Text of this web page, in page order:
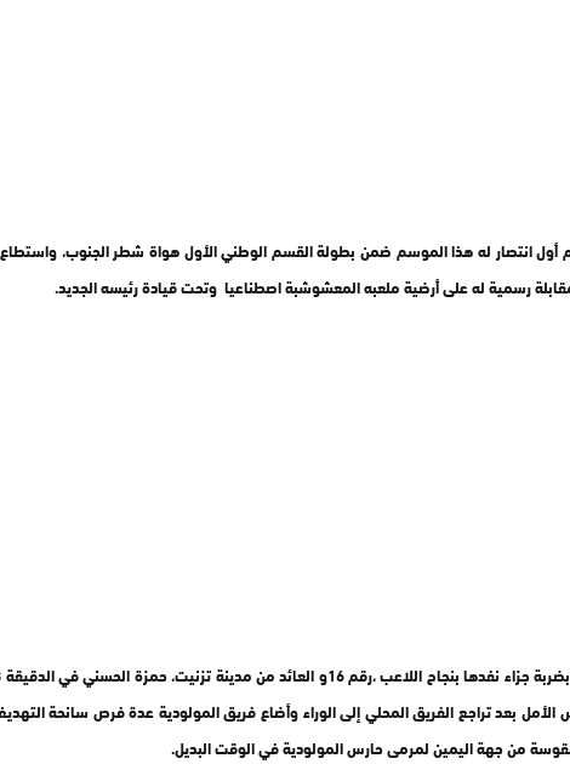
انتصار له هذا الموسم ضمن بطولة القسم الوطني الأول هواة شطر الجنوب، واستطاع
رسمية له على أرضية ملعبه المعشوشبة اصطناعيا وتحت قيادة رئيسه الجديد.
الأمل بعد تراجع الفريق المحلي إلى الوراء وأضاع فريق المولودية عدة فرص
من جهة اليمين لمرمى حارس المولودية في الوقت البديل.